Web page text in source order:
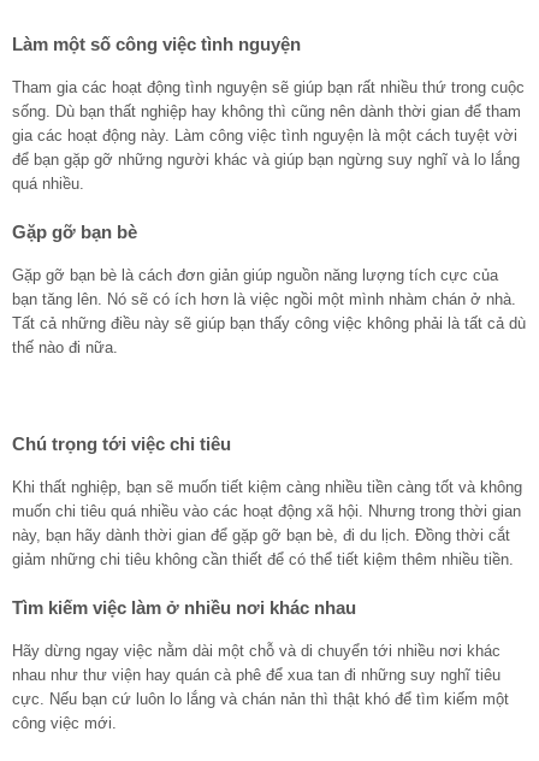
Làm một số công việc tình nguyện
Tham gia các hoạt động tình nguyện sẽ giúp bạn rất nhiều thứ trong cuộc
sống. Dù bạn thất nghiệp hay không thì cũng nên dành thời gian để tham
gia các hoạt động này. Làm công việc tình nguyện là một cách tuyệt vời
để bạn gặp gỡ những người khác và giúp bạn ngừng suy nghĩ và lo lắng
quá nhiều.
Gặp gỡ bạn bè
Gặp gỡ bạn bè là cách đơn giản giúp nguồn năng lượng tích cực của
bạn tăng lên. Nó sẽ có ích hơn là việc ngồi một mình nhàm chán ở nhà.
Tất cả những điều này sẽ giúp bạn thấy công việc không phải là tất cả dù
thế nào đi nữa.
Chú trọng tới việc chi tiêu
Khi thất nghiệp, bạn sẽ muốn tiết kiệm càng nhiều tiền càng tốt và không
muốn chi tiêu quá nhiều vào các hoạt động xã hội. Nhưng trong thời gian
này, bạn hãy dành thời gian để gặp gỡ bạn bè, đi du lịch. Đồng thời cắt
giảm những chi tiêu không cần thiết để có thể tiết kiệm thêm nhiều tiền.
Tìm kiếm việc làm ở nhiều nơi khác nhau
Hãy dừng ngay việc nằm dài một chỗ và di chuyển tới nhiều nơi khác
nhau như thư viện hay quán cà phê để xua tan đi những suy nghĩ tiêu
cực. Nếu bạn cứ luôn lo lắng và chán nản thì thật khó để tìm kiếm một
công việc mới.